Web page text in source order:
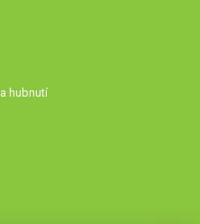
hubnutí